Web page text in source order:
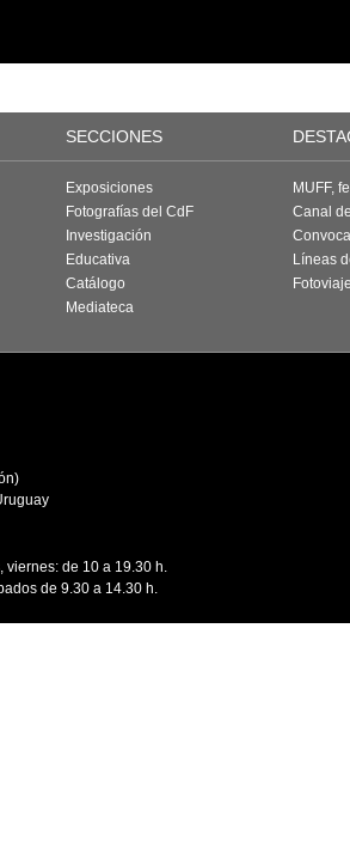
SECCIONES
Exposiciones
Fotografías del CdF
Investigación
Educativa
Catálogo
Mediateca
MUFF,
Canal
Líneas
viernes: de 10 a 19.30 h.
de 9.30 a 14.30 h.